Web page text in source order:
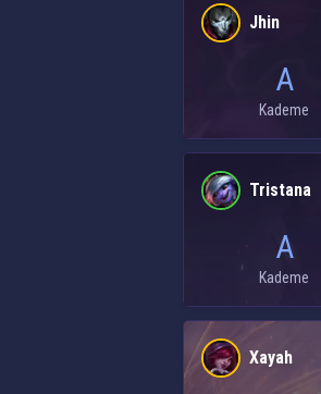
Jhin
A
Kademe
Tristana
A
Kademe
Xayah